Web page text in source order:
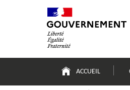
principale
ACCUEIL